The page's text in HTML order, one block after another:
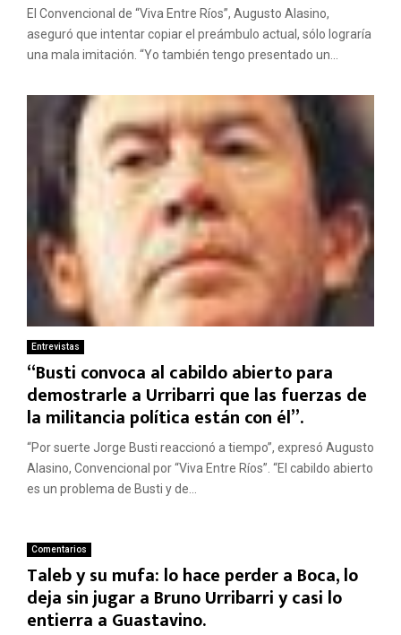
El Convencional de “Viva Entre Ríos”, Augusto Alasino,
aseguró que intentar copiar el preámbulo actual, sólo lograría
una mala imitación. “Yo también tengo presentado un...
Entrevistas
“Busti convoca al cabildo abierto para
demostrarle a Urribarri que las fuerzas de
la militancia política están con él”.
“Por suerte Jorge Busti reaccionó a tiempo”, expresó Augusto
Alasino, Convencional por “Viva Entre Ríos”. “El cabildo abierto
es un problema de Busti y de...
Comentarios
Taleb y su mufa: lo hace perder a Boca, lo
deja sin jugar a Bruno Urribarri y casi lo
entierra a Guastavino.